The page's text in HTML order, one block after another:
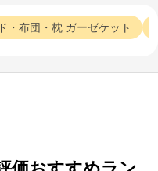
・布団・枕 ガーゼケット